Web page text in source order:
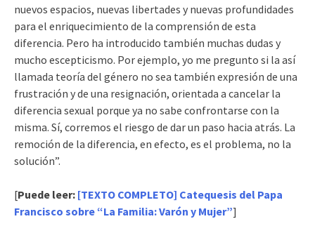
nuevos espacios, nuevas libertades y nuevas profundidades
para el enriquecimiento de la comprensión de esta
diferencia. Pero ha introducido también muchas dudas y
mucho escepticismo. Por ejemplo, yo me pregunto si la así
llamada teoría del género no sea también expresión de una
frustración y de una resignación, orientada a cancelar la
diferencia sexual porque ya no sabe confrontarse con la
misma. Sí, corremos el riesgo de dar un paso hacia atrás. La
remoción de la diferencia, en efecto, es el problema, no la
solución”.
[Puede leer: [TEXTO COMPLETO] Catequesis del Papa
Francisco sobre “La Familia: Varón y Mujer”]